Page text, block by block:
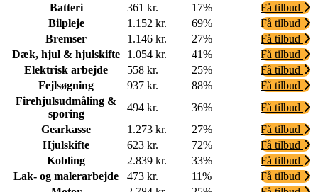
Batteri
361 kr. 17%
Få tilbud
Bilpleje
1.152 kr. 69%
Få tilbud
Bremser
1.146 kr. 27%
Få tilbud
Dæk, hjul & hjulskifte
1.054 kr. 41%
Få tilbud
Elektrisk arbejde
558 kr. 25%
Få tilbud
Fejlsøgning
937 kr. 88%
Få tilbud
Firehjulsudmåling &
sporing
494 kr. 36%
Få tilbud
Gearkasse
1.273 kr. 27%
Få tilbud
Hjulskifte
623 kr. 72%
Få tilbud
Kobling
2.839 kr. 33%
Få tilbud
Lak- og malerarbejde
473 kr. 11%
Få tilbud